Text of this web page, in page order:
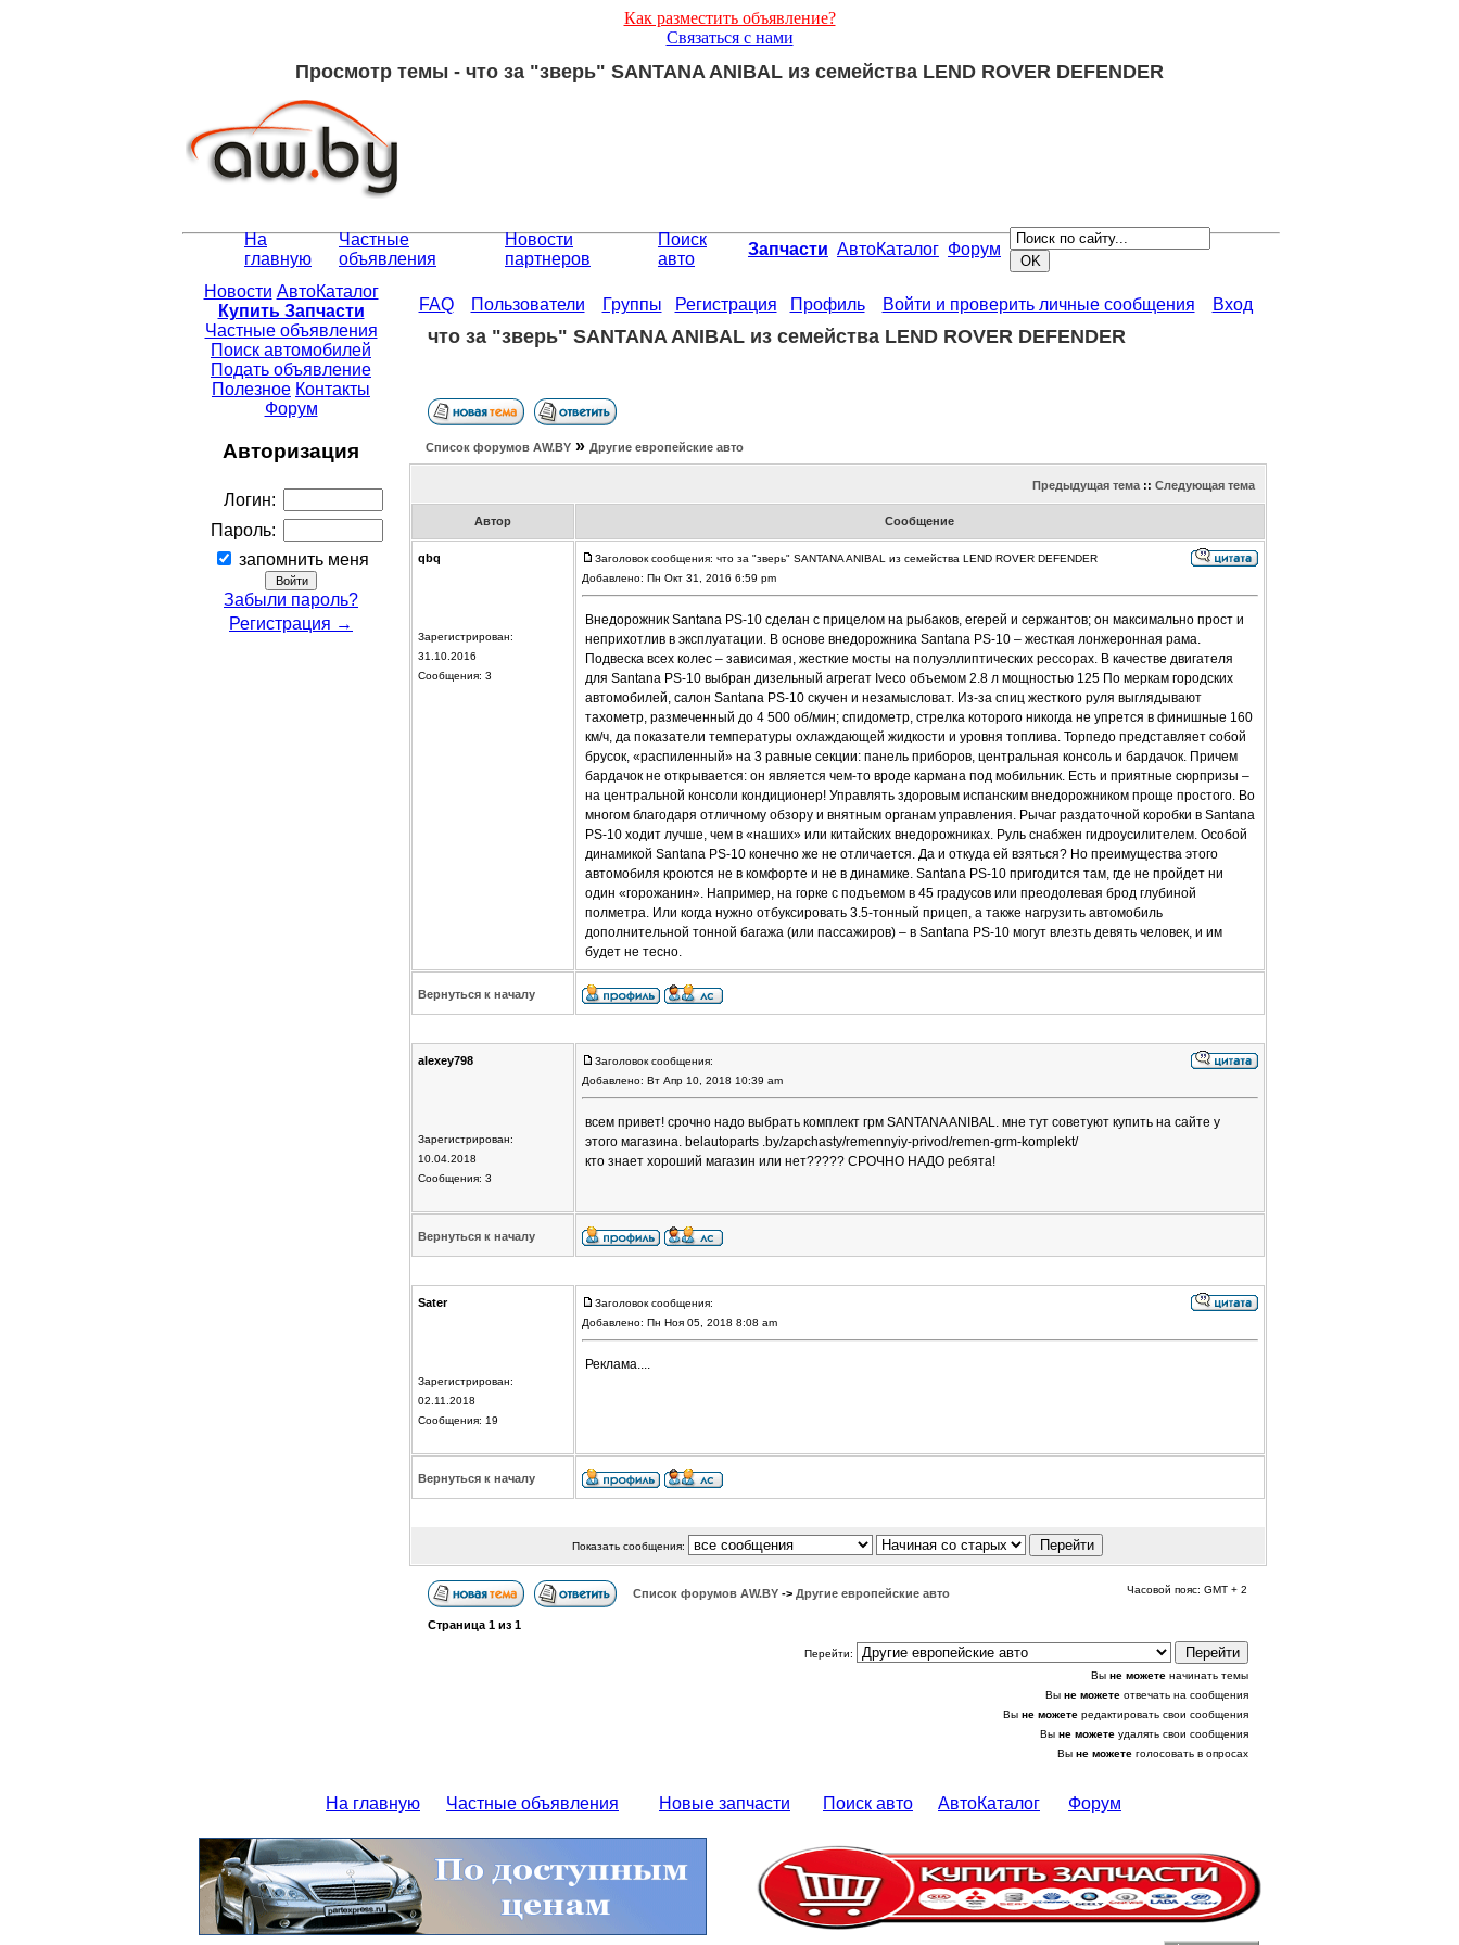
Как разместить объявление?
Связаться с нами
Просмотр темы - что за "зверь" SANTANA ANIBAL из семейства LEND ROVER DEFENDER
На
главную
Частные
объявления
Новости
партнеров
Поиск
авто
Запчасти АвтоКаталог Форум
Новости АвтоКаталог
Купить Запчасти
Частные объявления
Поиск автомобилей
Подать объявление
Полезное Контакты
Форум
Авторизация
Логин:
Пароль:
запомнить меня
Забыли пароль?
Регистрация →
FAQ Пользователи Группы Регистрация Профиль Войти и проверить личные сообщения Вход
что за "зверь" SANTANA ANIBAL из семейства LEND ROVER DEFENDER
Список форумов АW.BY» Другие европейские авто
Предыдущая тема:: Следующая тема
Автор Сообщение
qbq
Зарегистрирован:
31.10.2016
Сообщения: 3
Заголовок сообщения: что за "зверь" SANTANA ANIBAL из семейства LEND ROVER DEFENDER
Добавлено: Пн Окт 31, 2016 6:59 pm
Внедорожник Santana PS-10 сделан с прицелом на рыбаков, егерей и сержантов; он максимально прост и
неприхотлив в эксплуатации. В основе внедорожника Santana PS-10 – жесткая лонжеронная рама.
Подвеска всех колес – зависимая, жесткие мосты на полуэллиптических рессорах. В качестве двигателя
для Santana PS-10 выбран дизельный агрегат Iveco объемом 2.8 л мощностью 125 По меркам городских
автомобилей, салон Santana PS-10 скучен и незамысловат. Из-за спиц жесткого руля выглядывают
тахометр, размеченный до 4 500 об/мин; спидометр, стрелка которого никогда не упрется в финишные 160
км/ч, да показатели температуры охлаждающей жидкости и уровня топлива. Торпедо представляет собой
брусок, «распиленный» на 3 равные секции: панель приборов, центральная консоль и бардачок. Причем
бардачок не открывается: он является чем-то вроде кармана под мобильник. Есть и приятные сюрпризы –
на центральной консоли кондиционер! Управлять здоровым испанским внедорожником проще простого. Во
многом благодаря отличному обзору и внятным органам управления. Рычаг раздаточной коробки в Santana
PS-10 ходит лучше, чем в «наших» или китайских внедорожниках. Руль снабжен гидроусилителем. Особой
динамикой Santana PS-10 конечно же не отличается. Да и откуда ей взяться? Но преимущества этого
автомобиля кроются не в комфорте и не в динамике. Santana PS-10 пригодится там, где не пройдет ни
один «горожанин». Например, на горке с подъемом в 45 градусов или преодолевая брод глубиной
полметра. Или когда нужно отбуксировать 3.5-тонный прицеп, а также нагрузить автомобиль
дополнительной тонной багажа (или пассажиров) – в Santana PS-10 могут влезть девять человек, и им
будет не тесно.
Вернуться к началу
alexey798
Зарегистрирован:
10.04.2018
Сообщения: 3
Заголовок сообщения:
Добавлено: Вт Апр 10, 2018 10:39 am
всем привет! срочно надо выбрать комплект грм SANTANA ANIBAL. мне тут советуют купить на сайте у
этого магазина. belautoparts .by/zapchasty/remennyiy-privod/remen-grm-komplekt/
кто знает хороший магазин или нет????? СРОЧНО НАДО ребята!
Вернуться к началу
Sater
Зарегистрирован:
02.11.2018
Сообщения: 19
Заголовок сообщения:
Добавлено: Пн Ноя 05, 2018 8:08 am
Реклама....
Вернуться к началу
Показать сообщения:
Список форумов АW.BY -> Другие европейские авто Часовой пояс: GMT + 2
Страница 1 из 1
Перейти:
Вы не можете начинать темы
Вы не можете отвечать на сообщения
Вы не можете редактировать свои сообщения
Вы не можете удалять свои сообщения
Вы не можете голосовать в опросах
На главную Частные объявления Новые запчасти Поиск авто АвтоКаталог Форум